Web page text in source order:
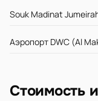
Souk Madinat
Аэропорт DWC (Al
Стоимость